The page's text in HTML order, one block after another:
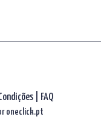
FAQ
oneclick.pt